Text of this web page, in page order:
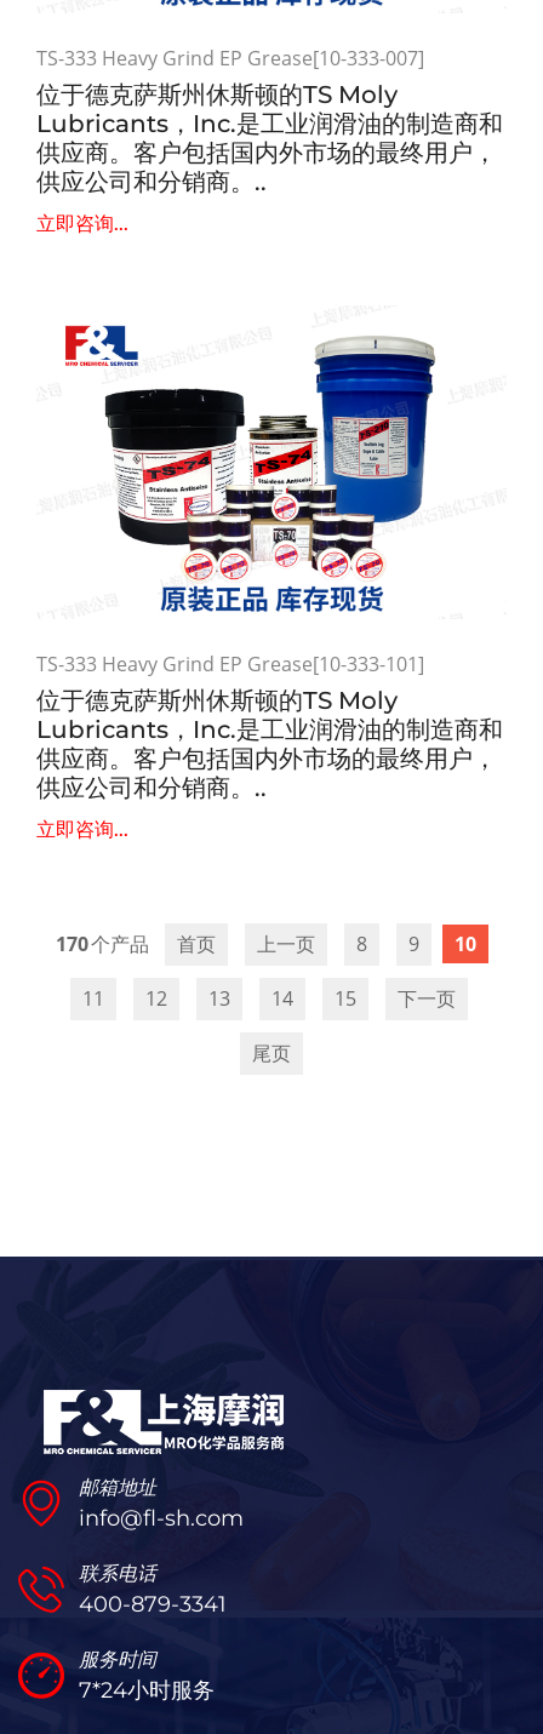
TS-333 Heavy Grind EP Grease[10-333-007]
位于德克萨斯州休斯顿的TS Moly
Lubricants，Inc.是工业润滑油的制造商和
供应商。客户包括国内外市场的最终用户，
供应公司和分销商。..
立即咨询...
TS-333 Heavy Grind EP Grease[10-333-101]
位于德克萨斯州休斯顿的TS Moly
Lubricants，Inc.是工业润滑油的制造商和
供应商。客户包括国内外市场的最终用户，
供应公司和分销商。..
立即咨询...
170 首页 上一页 8 9 10
11 12 13 14 15 下一页
尾页
邮箱地址
info@fl-sh.com
联系电话
400-879-3341
服务时间
7*24小时服务